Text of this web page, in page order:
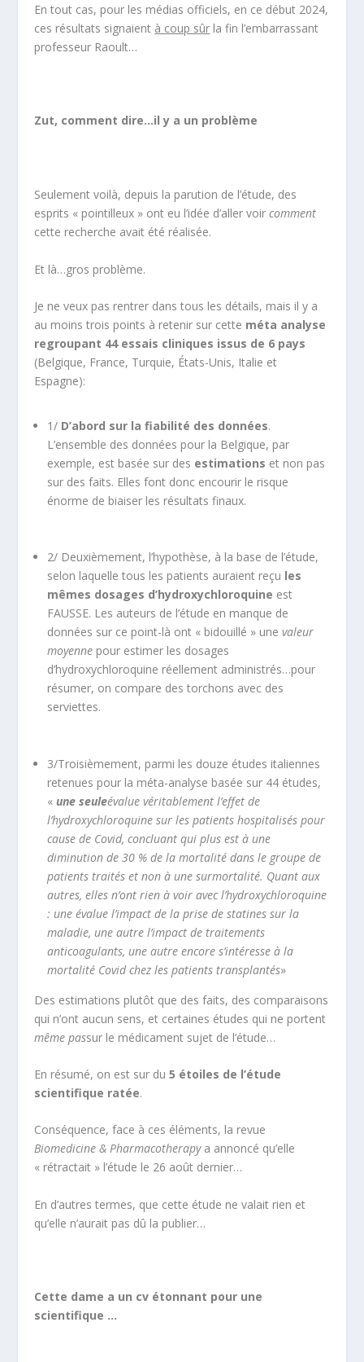
En tout cas, pour les médias officiels, en ce début 2024,
ces résultats signaient à coup sûr la fin l’embarrassant
professeur Raoult…
Zut, comment dire…il y a un problème
Seulement voilà, depuis la parution de l’étude, des
esprits « pointilleux » ont eu l’idée d’aller voircomment
cette recherche avait été réalisée.
Et là…gros problème.
Je ne veux pas rentrer dans tous les détails, mais il y a
au moins trois points à retenir sur cette méta analyse
regroupant 44 essais cliniques issus de 6 pays
(Belgique, France, Turquie, États-Unis, Italie et
Espagne):
1/ D’abord sur la fiabilité des données.
L’ensemble des données pour la Belgique, par
exemple, est basée sur des estimations et non pas
sur des faits. Elles font donc encourir le risque
énorme de biaiser les résultats finaux.
2/ Deuxièmement, l’hypothèse, à la base de l’étude,
selon laquelle tous les patients auraient reçu les
mêmes dosages d’hydroxychloroquine est
FAUSSE. Les auteurs de l’étude en manque de
données sur ce point-là ont « bidouillé » unevaleur
moyenne pour estimer les dosages
d’hydroxychloroquine réellement administrés…pour
résumer, on compare des torchons avec des
serviettes.
3/Troisièmement, parmi les douze études italiennes
retenues pour la méta-analyse basée sur 44 études,
«une seuleévalue véritablement l’effet de
l’hydroxychloroquine sur les patients hospitalisés pour
cause de Covid, concluant qui plus est à une
diminution de 30 % de la mortalité dans le groupe de
patients traités et non à une surmortalité. Quant aux
autres, elles n’ont rien à voir avec l’hydroxychloroquine
: une évalue l’impact de la prise de statines sur la
maladie, une autre l’impact de traitements
anticoagulants, une autre encore s’intéresse à la
mortalité Covid chez les patients transplantés»
Des estimations plutôt que des faits, des comparaisons
qui n’ont aucun sens, et certaines études qui ne portent
même passur le médicament sujet de l’étude…
En résumé, on est sur du5 étoiles de l’étude
scientifique ratée.
Conséquence, face à ces éléments, la revue
Biomedicine & Pharmacotherapy a annoncé qu’elle
« rétractait » l’étude le 26 août dernier…
En d’autres termes, que cette étude ne valait rien et
qu’elle n’aurait pas dû la publier…
Cette dame a un cv étonnant pour une
scientifique …